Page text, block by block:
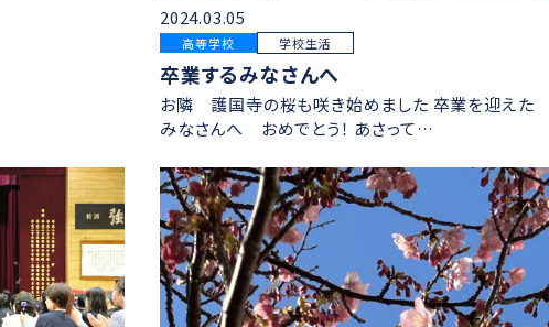
2024.03.05
高等学校 学校生活
卒業するみなさんへ
お隣 護国寺の桜も咲き始めました 卒業を迎えた
みなさんへ おめでとう！ あさって…